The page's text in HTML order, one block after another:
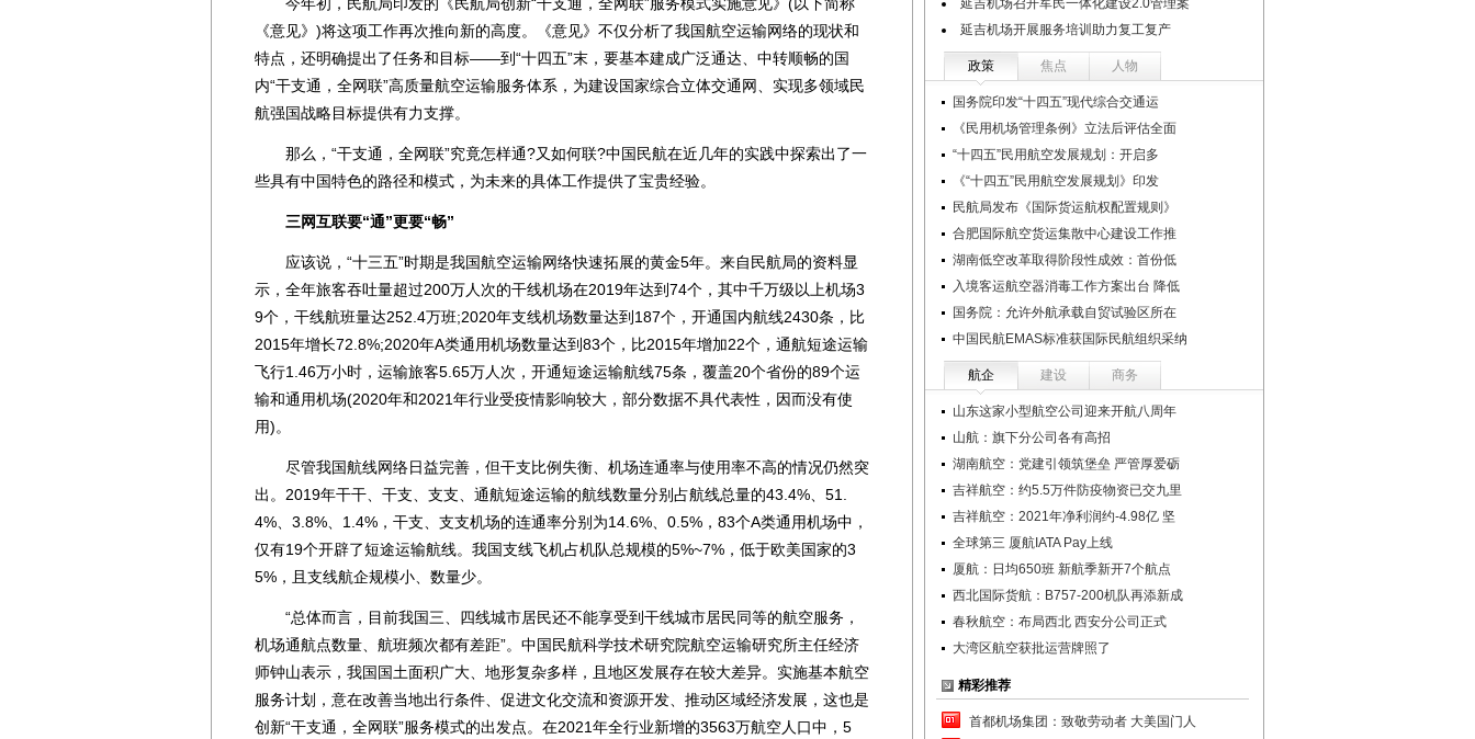
《意见》)将这项工作再次推向新的高度。《意见》不仅分析了我国航空运输网络的现状和
特点，还明确提出了任务和目标——到“十四五”末，要基本建成广泛通达、中转顺畅的国
内“干支通，全网联”高质量航空运输服务体系，为建设国家综合立体交通网、实现多领域民
航强国战略目标提供有力支撑。
那么，“干支通，全网联”究竟怎样通?又如何联?中国民航在近几年的实践中探索出了一
些具有中国特色的路径和模式，为未来的具体工作提供了宝贵经验。
三网互联要“通”更要“畅”
应该说，“十三五”时期是我国航空运输网络快速拓展的黄金5年。来自民航局的资料显
示，全年旅客吞吐量超过200万人次的干线机场在2019年达到74个，其中千万级以上机场3
9个，干线航班量达252.4万班;2020年支线机场数量达到187个，开通国内航线2430条，比
2015年增长72.8%;2020年A类通用机场数量达到83个，比2015年增加22个，通航短途运输
飞行1.46万小时，运输旅客5.65万人次，开通短途运输航线75条，覆盖20个省份的89个运
输和通用机场(2020年和2021年行业受疫情影响较大，部分数据不具代表性，因而没有使
用)。
尽管我国航线网络日益完善，但干支比例失衡、机场连通率与使用率不高的情况仍然突
出。2019年干干、干支、支支、通航短途运输的航线数量分别占航线总量的43.4%、51.
4%、3.8%、1.4%，干支、支支机场的连通率分别为14.6%、0.5%，83个A类通用机场中，
仅有19个开辟了短途运输航线。我国支线飞机占机队总规模的5%~7%，低于欧美国家的3
5%，且支线航企规模小、数量少。
“总体而言，目前我国三、四线城市居民还不能享受到干线城市居民同等的航空服务，
机场通航点数量、航班频次都有差距”。中国民航科学技术研究院航空运输研究所主任经济
师钟山表示，我国国土面积广大、地形复杂多样，且地区发展存在较大差异。实施基本航空
服务计划，意在改善当地出行条件、促进文化交流和资源开发、推动区域经济发展，这也是
创新“干支通，全网联”服务模式的出发点。在2021年全行业新增的3563万航空人口中，5
延吉机场召开军民一体化建设2.0管理案
延吉机场开展服务培训助力复工复产
政策 焦点 人物
国务院印发“十四五”现代综合交通运
《民用机场管理条例》立法后评估全面
“十四五”民用航空发展规划：开启多
《“十四五”民用航空发展规划》印发
民航局发布《国际货运航权配置规则》
合肥国际航空货运集散中心建设工作推
湖南低空改革取得阶段性成效：首份低
入境客运航空器消毒工作方案出台 降低
国务院：允许外航承载自贸试验区所在
中国民航EMAS标准获国际民航组织采纳
航企 建设 商务
山东这家小型航空公司迎来开航八周年
山航：旗下分公司各有高招
湖南航空：党建引领筑堡垒 严管厚爱砺
吉祥航空：约5.5万件防疫物资已交九里
吉祥航空：2021年净利润约-4.98亿 坚
全球第三 厦航IATA Pay上线
厦航：日均650班 新航季新开7个航点
西北国际货航：B757-200机队再添新成
春秋航空：布局西北 西安分公司正式
大湾区航空获批运营牌照了
精彩推荐
首都机场集团：致敬劳动者 大美国门人